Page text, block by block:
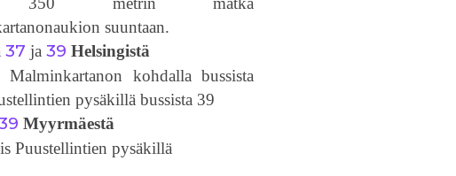
suuntaan.
37 ja 39 Helsingistä
kohdalla bussista
pysäkillä bussista 39
Myyrmäestä
Puustellintien pysäkillä